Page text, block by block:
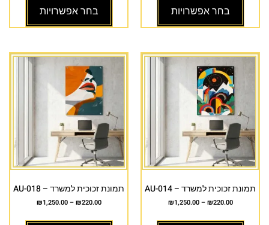
בחר אפשרויות בחר אפשרויות
תמונת זכוכית למשרד – AU-014
₪220.00
–
₪1,250.00
תמונת זכוכית למשרד – AU-018
₪220.00
–
₪1,250.00